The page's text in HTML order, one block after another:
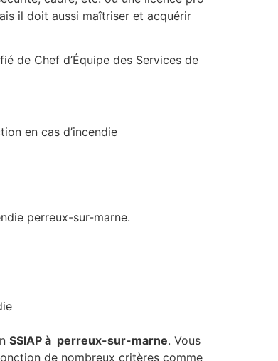
il doit aussi maîtriser et acquérir
de Chef d’Équipe des Services de
en cas d’incendie
perreux-sur-marne.
SSIAP à perreux-sur-marne. Vous
de nombreux critères comme